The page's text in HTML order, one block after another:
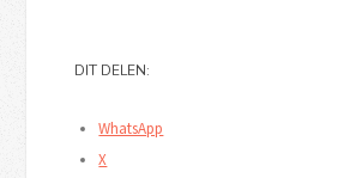
DIT DELEN:
WhatsApp
X